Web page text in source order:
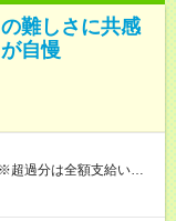
難しさに共感
自慢
過分は全額支給いたし
し残業時間 10時間／月
決定します。 ーー